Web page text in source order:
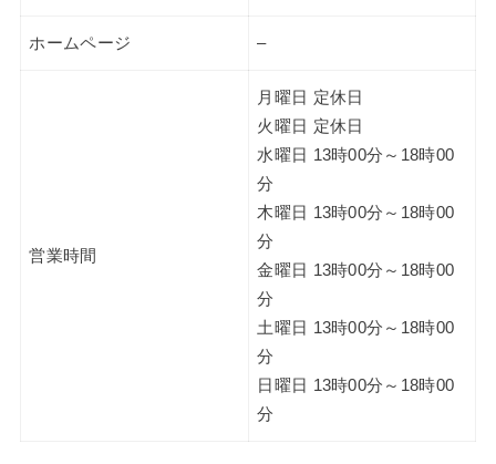
ホームページ –
営業時間
月曜日 定休日
火曜日 定休日
水曜日 13時00分～18時00
分
木曜日 13時00分～18時00
分
金曜日 13時00分～18時00
分
土曜日 13時00分～18時00
分
日曜日 13時00分～18時00
分